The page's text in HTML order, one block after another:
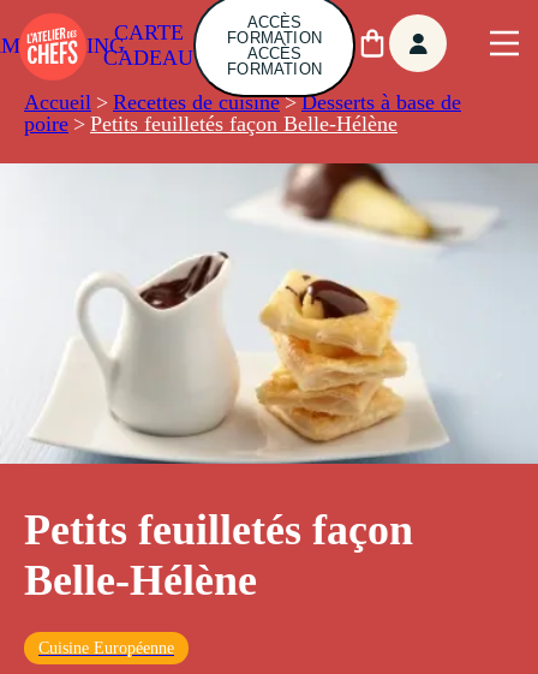
CARTE
CADEAU
ACCÈS
FORMATION
ACCÈS
FORMATION
Accueil > Recettes de cuisine > Desserts à base de
poire > Petits feuilletés façon Belle-Hélène
Petits feuilletés façon
Belle-Hélène
Cuisine Européenne